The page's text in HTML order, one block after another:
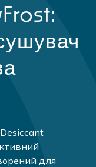
для